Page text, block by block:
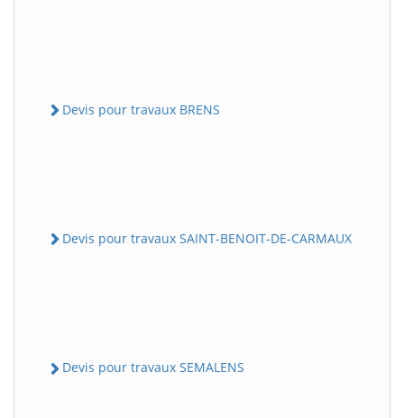
Devis pour travaux BRENS
Devis pour travaux SAINT-BENOIT-DE-CARMAUX
Devis pour travaux SEMALENS